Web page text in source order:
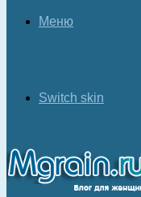
Меню
Switch skin